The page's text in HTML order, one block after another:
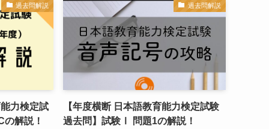
過去問解説
力検定試
解説！
過去問解説
【年度横断 日本語教育能力検定試験
過去問】試験Ⅰ 問題1の解説！